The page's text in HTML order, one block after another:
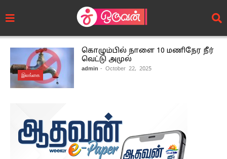
இலங்கை
கொழும்பில் நாளை 10 மணிநேர நீர்
வெட்டு அமுல்
admin - October 22, 2025